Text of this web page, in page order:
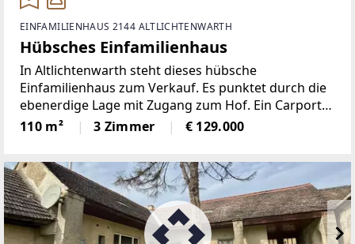
EINFAMILIENHAUS 2144 ALTLICHTENWARTH
Hübsches Einfamilienhaus
In Altlichtenwarth steht dieses hübsche
Einfamilienhaus zum Verkauf. Es punktet durch die
ebenerdige Lage mit Zugang zum Hof. Ein Carport
rundet das Angebot ab.Das Haus bietet folgende
Raumaufteilung: VorraumKüche mit gemütlicher
110 m² 3 Zimmer € 129.000